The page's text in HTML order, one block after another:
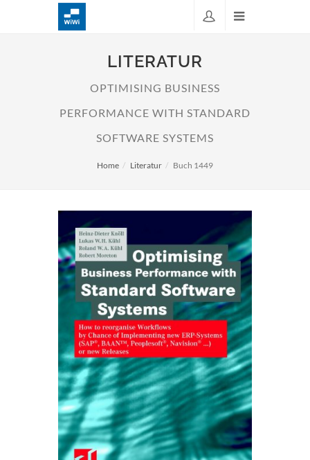
LITERATUR
OPTIMISING BUSINESS
PERFORMANCE WITH STANDARD
SOFTWARE SYSTEMS
Home Literatur Buch 1449